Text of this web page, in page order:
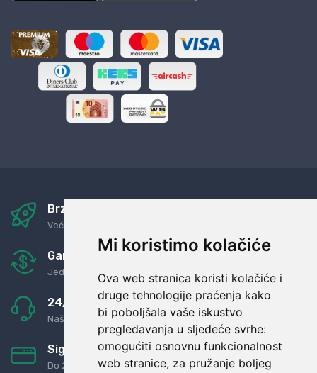
Mi koristimo kolačiće
Ova web stranica koristi kolačiće i
druge tehnologije praćenja kako
bi poboljšala vaše iskustvo
pregledavanja u sljedeće svrhe:
omogućiti osnovnu funkcionalnost
web stranice, za pružanje boljeg
Brza i sigurna dostava
Već za nekoliko dana kod vas
Garancija u povrat novaca
Jednostavno pravilo: Roba za novac
24/7 odlična podrška
Naši agenti uvijek na raspolaganju
Sigurno obročno plaćanje
Do 24 rata bez kamata